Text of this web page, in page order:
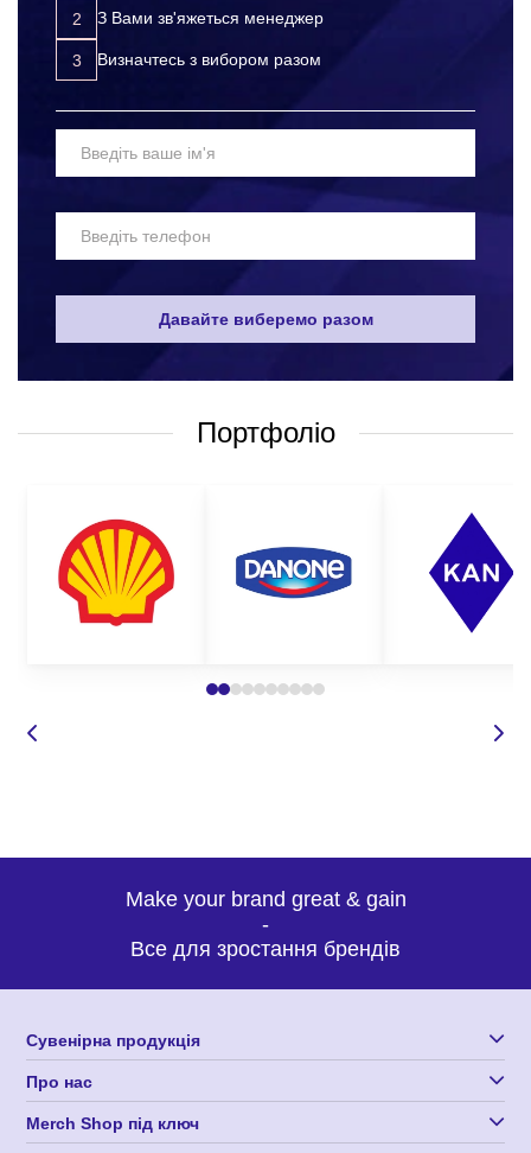
просуваєте свій бренд за допомогою додаткової
реклами.
логотипом – одне з найскладніших завдань. Адже, такі вироби
повинен захищати тіло, не обмежуючи людину в рухах. Якісні
матеріали та технології пошиття уніформи для магазину оптом
не дозволяють травмувати працівника, і при цьому не
викликатимуть дискомфорту від носіння таких виробів.
захисного одягу, який би підійшов усім. Але найпоширенішими
варіантами є робочі:
куртки;
Все це лише невеликий перелік того, чим можна убезпечити
ваших працівників від травмування на робочому місці. На
нашому сайті представлений широкий асортимент робочого
магазинів оптом?
такою затребуваною та унікальною. Замовляючи пошиття
уніформи для магазина у нас, Ви можете бути впевнені у:
оригінальному дизайні виробів, які точно сподобаються
вашим співробітникам;
індивідуальному підході до кожного замовлення;
доставці продукції по всій Україні.
З Вами зв'яжеться менеджер
Визначтесь з вибором разом
Давайте виберемо разом
Портфоліо
Make your brand great & gain
-
Все для зростання брендів
Сувенірна продукція
Про нас
Merch Shop під ключ